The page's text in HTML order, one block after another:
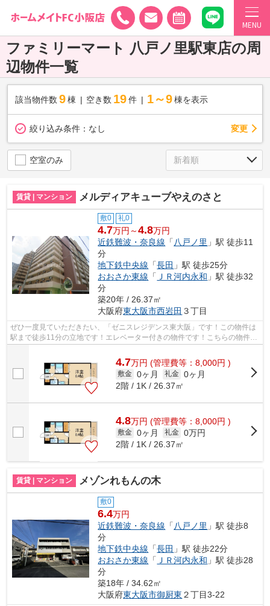
MENU
ファミリーマート 八戸ノ里駅東店の周
辺物件一覧
該当物件数 9棟 空き数 19 件 1～9 棟を表示
絞り込み条件： なし 変更
空室のみ
賃貸 | マンション メルディアキューブやえのさと
敷0 礼0
4.7万円～4.8万円
近鉄難波・奈良線 「八戸ノ里 」駅 徒歩11
分
地下鉄中央線 「長田 」駅 徒歩25分
おおさか東線 「 ＪＲ河内永和 」駅 徒歩32
分
築20年 / 26.37㎡
大阪府東大阪市西岩田 ３丁目
ぜひ一度見ていただきたい、「ゼニスレジデンス東大阪」です！この物件は
駅まで徒歩11分の立地です！エレベーター付きの物件です！こちらの物件で
4.7万円 (管理費等：8,000円 )
敷金 0ヶ月 礼金 0ヶ月
2階 / 1K / 26.37㎡
4.8万円 (管理費等：8,000円 )
敷金 0ヶ月 礼金 0万円
2階 / 1K / 26.37㎡
賃貸 | マンション メゾンれもんの木
敷0
6.4万円
近鉄難波・奈良線 「 八戸ノ里 」駅 徒歩8
分
地下鉄中央線 「長田 」駅 徒歩22分
おおさか東線 「 ＪＲ河内永和 」駅 徒歩28
分
築18年 / 34.62㎡
大阪府東大阪市御厨東 ２丁目3-22